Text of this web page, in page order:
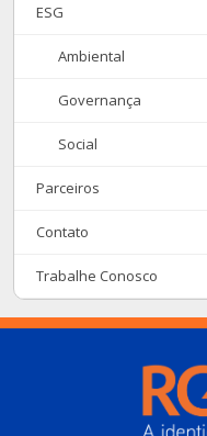
ESG
Ambiental
Governança
Social
Parceiros
Contato
Trabalhe Conosco